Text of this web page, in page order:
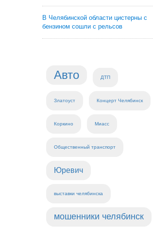
В Челябинской области цистерны с
бензином сошли с рельсов
Авто ДТП
Златоуст Концерт Челябинск
Коркино Миасс
Общественный транспорт
Юревич
выставки челябинска
мошенники челябинск